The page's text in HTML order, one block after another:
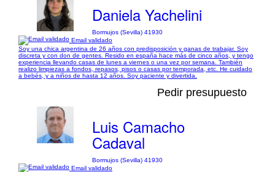
Daniela Yachelini
Bormujos (Sevilla) 41930
Email validado
Soy una chica argentina de 26 años con predisposición y ganas de trabajar. Soy
discreta y con don de gentes. Resido en españa hace más de cinco años, y tengo
experiencia llevando casas de lunes a viernes o una vez por semana. También
realizo limpiezas a fondos, repasos, pisos o casas por temporada, etc. He cuidado
a bebés, y a niños de hasta 12 años. Soy paciente y divertida.
Pedir presupuesto
Luis Camacho
Cadaval
Bormujos (Sevilla) 41930
Email validado